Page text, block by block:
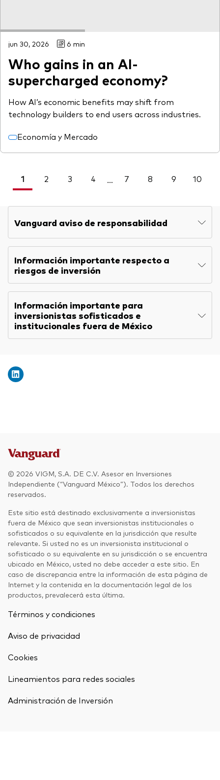
jun 30, 2026 6 min
Who gains in an AI-
supercharged economy?
How AI’s economic benefits may shift from
technology builders to end users across industries.
Economía y Mercado
1 2 3 4 ... 7 8 9 10
Vanguard aviso de responsabilidad
Información importante respecto a
riesgos de inversión
Información importante para
inversionistas sofisticados e
institucionales fuera de México
© 2026 VIGM, S.A. DE C.V. Asesor en Inversiones
Independiente (“Vanguard México”). Todos los derechos
reservados.
Este sitio está destinado exclusivamente a inversionistas
fuera de México que sean inversionistas institucionales o
sofisticados o su equivalente en la jurisdicción que resulte
relevante. Si usted no es un inversionista institucional o
sofisticado o su equivalente en su jurisdicción o se encuentra
ubicado en México, usted no debe acceder a este sitio. En
caso de discrepancia entre la información de esta página de
Internet y la contenida en la documentación legal de los
productos, prevalecerá esta última.
Términos y condiciones
Aviso de privacidad
Cookies
Lineamientos para redes sociales
Administración de Inversión